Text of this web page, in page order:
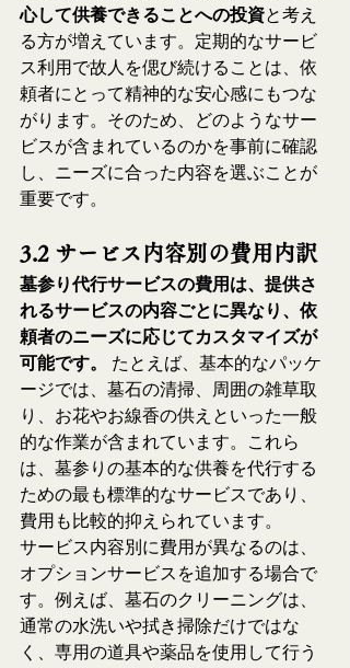
心して供養できることへの投資と考え
る方が増えています。定期的なサービ
ス利用で故人を偲び続けることは、依
頼者にとって精神的な安心感にもつな
がります。そのため、どのようなサー
ビスが含まれているのかを事前に確認
し、ニーズに合った内容を選ぶことが
重要です。
3.2 サービス内容別の費用内訳
墓参り代行サービスの費用は、提供さ
れるサービスの内容ごとに異なり、依
頼者のニーズに応じてカスタマイズが
可能です。
たとえば、基本的なパッケ
ージでは、墓石の清掃、周囲の雑草取
り、お花やお線香の供えといった一般
的な作業が含まれています。これら
は、墓参りの基本的な供養を代行する
ための最も標準的なサービスであり、
費用も比較的抑えられています。
サービス内容別に費用が異なるのは、
オプションサービスを追加する場合で
す。例えば、墓石のクリーニングは、
通常の水洗いや拭き掃除だけではな
く、専用の道具や薬品を使用して行う